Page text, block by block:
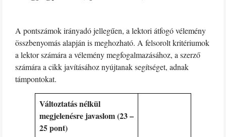
A pontszámok irányadó jellegűen, a lektori átfogó vélemény
összbenyomás alapján is meghozható. A felsorolt kritériumok
a lektor számára a vélemény megfogalmazásához, a szerző
számára a cikk javításához nyújtanak segítséget, adnak
támpontokat.
Változtatás nélkül
megjelenésre javaslom (23 –
25 pont)